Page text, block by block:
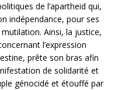
de l’apartheid qui,
indépendance, pour ses
Ainsi, la justice,
l’expression
prête son bras afin
de solidarité et
génocidé et étouffé par